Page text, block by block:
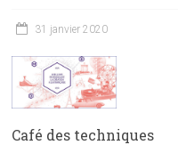
31 janvier 2020
Café des techniques